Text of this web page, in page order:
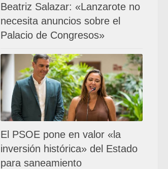
Beatriz Salazar: «Lanzarote no
necesita anuncios sobre el
Palacio de Congresos»
El PSOE pone en valor «la
inversión histórica» del Estado
para saneamiento